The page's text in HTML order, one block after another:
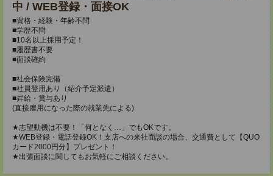
中 / WEB登録・面接OK
■資格・経験・年齢不問
■学歴不問
■10名以上採用予定！
■履歴書不要
■面談確約
■社会保険完備
■社員登用あり（紹介予定派遣）
■昇給・賞与あり
(直接雇用になった際の就業先による)
★志望動機は不要！「何となく…」でもOKです。
★WEB登録・電話登録OK！支店への来社面談の場合、交通費として【QUO
カード2000円分】プレゼント！
★出張面談に関してもお気軽にご相談ください。